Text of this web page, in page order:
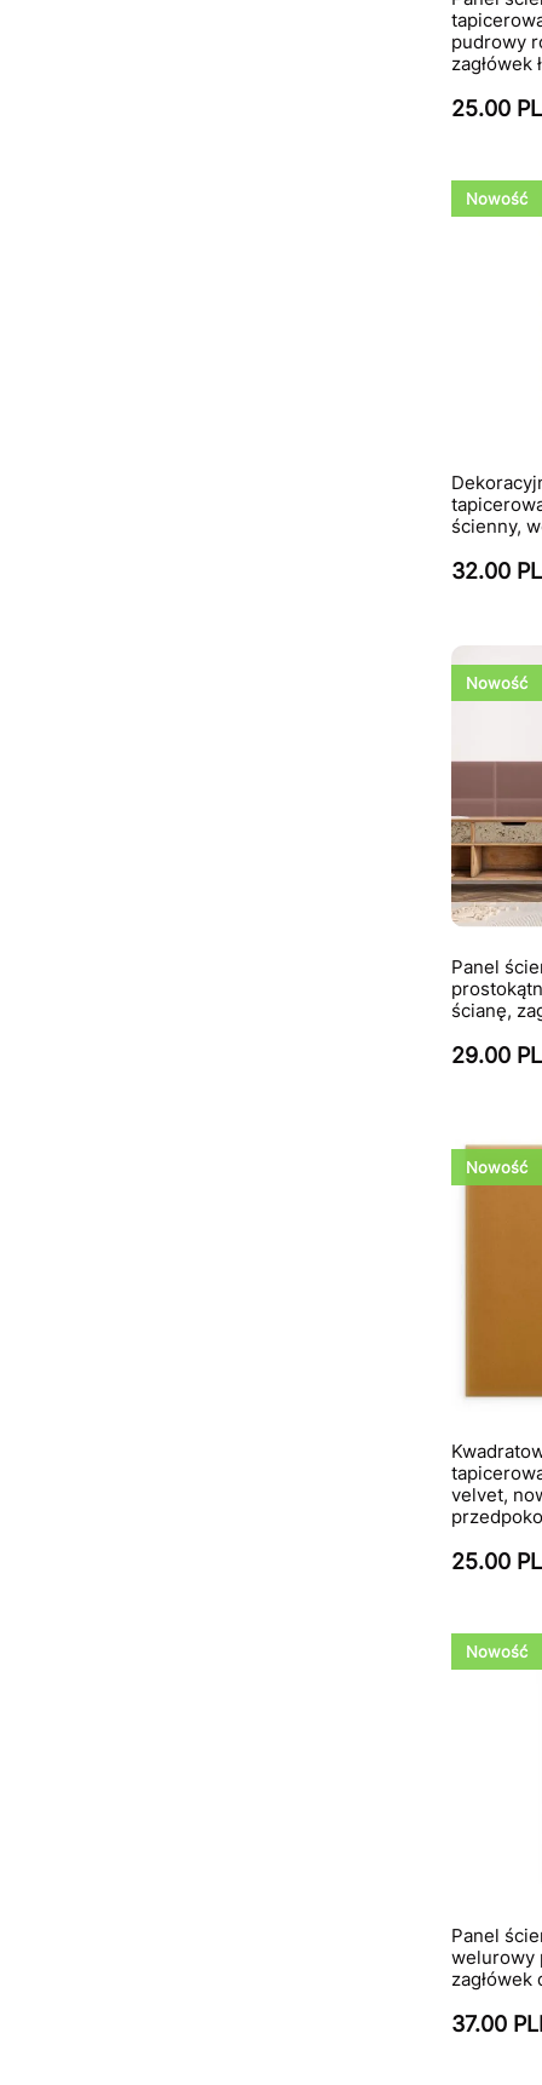
pudrowy
zagłówek
25.00
Nowość
ścienny,
32.00
Nowość
Panel
ścianę,
29.00
Nowość
velvet,
25.00
Nowość
Panel
welurowy
37.00